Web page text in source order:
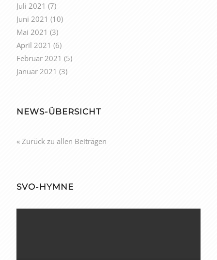
Juli 2021 (7)
Juni 2021 (10)
Mai 2021 (3)
April 2021 (6)
Februar 2021 (5)
Januar 2021 (3)
NEWS-ÜBERSICHT
« Zurück zu allen Beiträgen
SVO-HYMNE